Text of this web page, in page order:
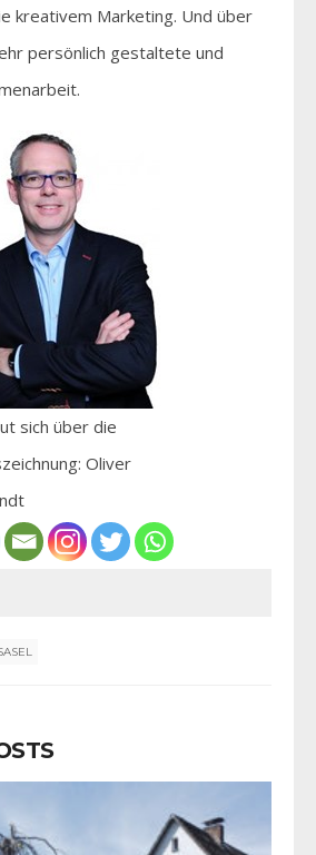
kreativem Marketing. Und über
persönlich gestaltete und
sich über die
Oliver